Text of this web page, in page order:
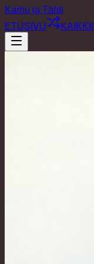
Karhu ja Tähti
ETUSIVU
KAIKKI